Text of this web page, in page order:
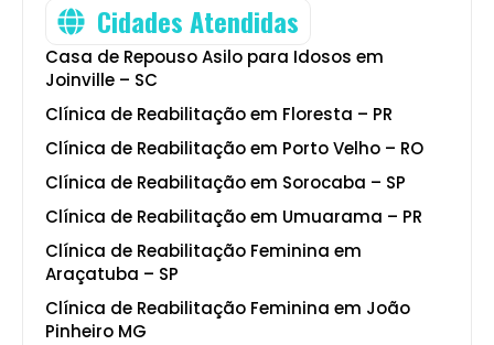
Cidades Atendidas
Casa de Repouso Asilo para Idosos em
Joinville – SC
Clínica de Reabilitação em Floresta – PR
Clínica de Reabilitação em Porto Velho – RO
Clínica de Reabilitação em Sorocaba – SP
Clínica de Reabilitação em Umuarama – PR
Clínica de Reabilitação Feminina em
Araçatuba – SP
Clínica de Reabilitação Feminina em João
Pinheiro MG